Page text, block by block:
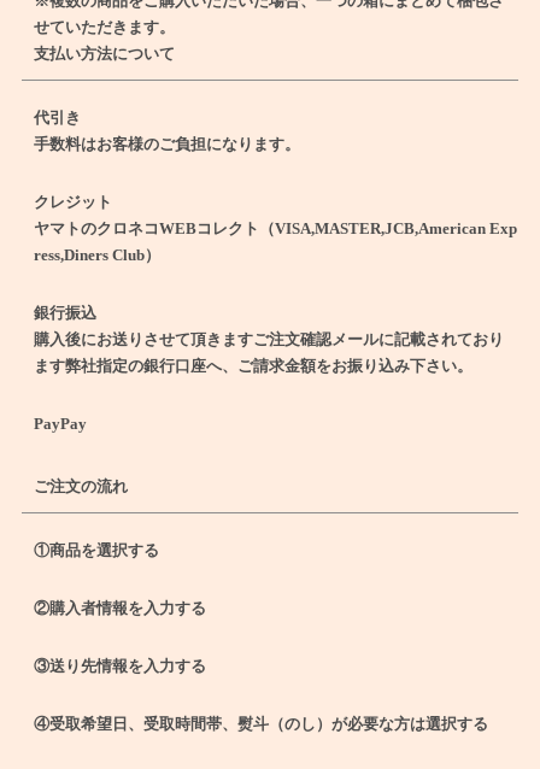
せていただきます。
支払い方法について
代引き
手数料はお客様のご負担になります。
クレジット
ヤマトのクロネコWEBコレクト（VISA,MASTER,JCB,American Exp
ress,Diners Club）
銀行振込
購入後にお送りさせて頂きますご注文確認メールに記載されており
ます弊社指定の銀行口座へ、ご請求金額をお振り込み下さい。
PayPay
ご注文の流れ
①商品を選択する
②購入者情報を入力する
③送り先情報を入力する
④受取希望日、受取時間帯、熨斗（のし）が必要な方は選択する